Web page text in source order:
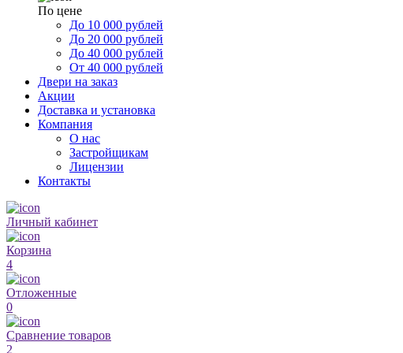
По цене
До 10 000 рублей
До 20 000 рублей
До 40 000 рублей
От 40 000 рублей
Двери на заказ
Акции
Доставка и установка
Компания
О нас
Застройщикам
Лицензии
Контакты
Личный кабинет
Корзина
4
Отложенные
0
Сравнение товаров
2